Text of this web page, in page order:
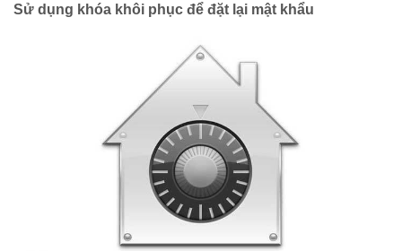
Sử dụng khóa khôi phục để đặt lại mật khẩu